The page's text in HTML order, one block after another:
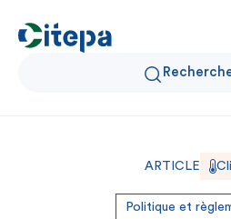
Qui sommes-nous ?
Données Air et Climat
ARTICLE
Politique et